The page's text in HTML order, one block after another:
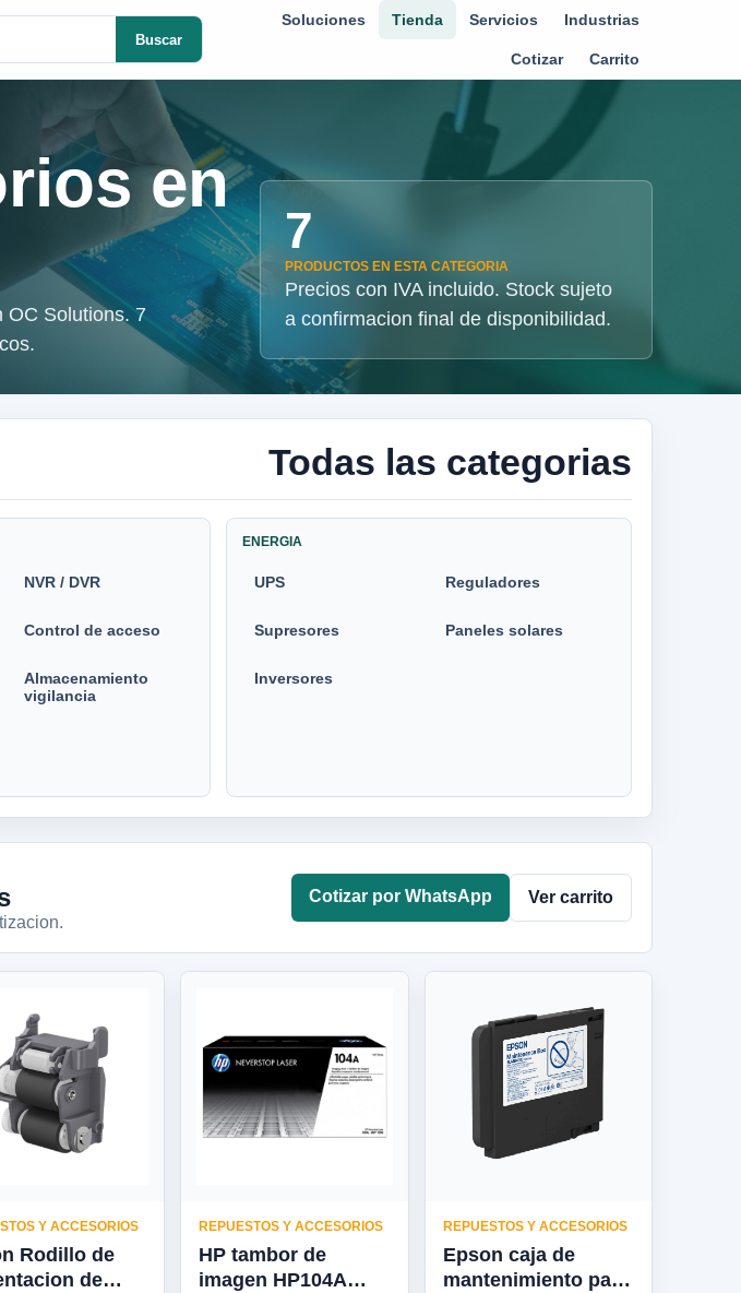
Buscar
Soluciones Tienda Servicios Industrias
Cotizar Carrito
en
OC Solutions. 7
7
PRODUCTOS EN ESTA CATEGORIA
Precios con IVA incluido. Stock sujeto
a confirmacion final de disponibilidad.
Todas las categorias
NVR / DVR
Control de acceso
Almacenamiento
vigilancia
ENERGIA
UPS Reguladores
Supresores Paneles solares
Inversores
Cotizar por WhatsApp Ver carrito
Y ACCESORIOS
Rodillo de
de
REPUESTOS Y ACCESORIOS
HP tambor de
imagen HP104A
REPUESTOS Y ACCESORIOS
Epson caja de
mantenimiento para